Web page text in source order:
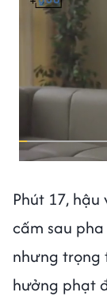
Phút 17,
cấm sau
nhưng trọng
hưởng phạt